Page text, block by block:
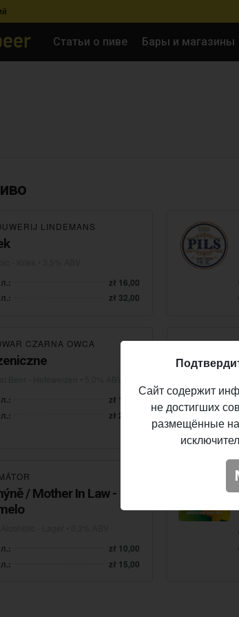
Статьи о пиве Бары и магазины
LINDEMANS
zł 16,00
zł 32,00
CZARNA OWCA
zł 16,00
zł 22,00
/ Mother In Law -
zł 10,00
zł 15,00
Сайт содержит
не достигших
размещённые